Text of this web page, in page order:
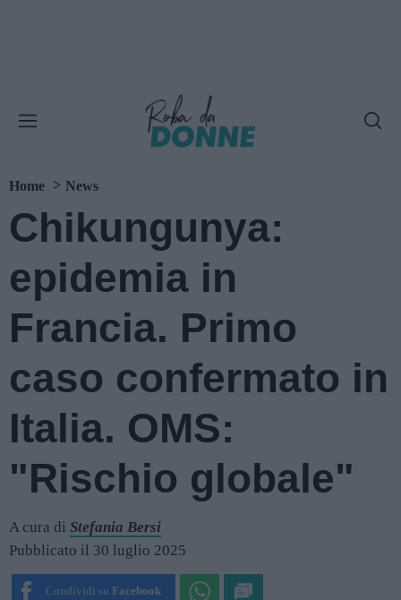
Home News
Chikungunya:
epidemia in
Francia. Primo
caso confermato in
Italia. OMS:
"Rischio globale"
A cura di Stefania Bersi
Pubblicato il 30 luglio 2025
Condividi su Facebook